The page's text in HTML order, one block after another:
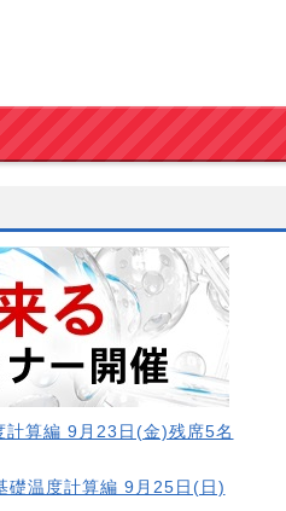
計算編 9月23日(金)残席5名
礎温度計算編 9月25日(日)